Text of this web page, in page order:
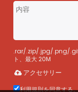
.rar/.zip/.jpg/.png/
ト、最大 20M
アクセサリー
利用規則を同意する